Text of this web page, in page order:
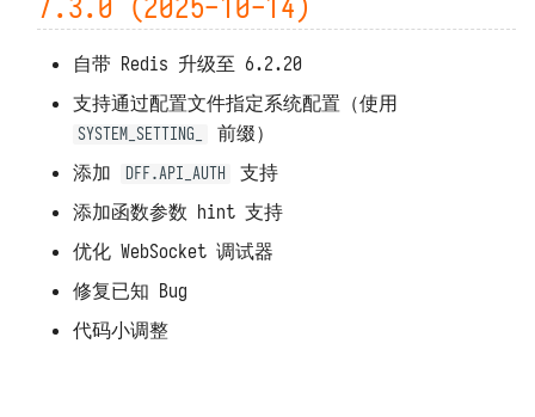
7.3.0 (2025-10-14)
自带 Redis 升级至 6.2.20
支持通过配置文件指定系统配置（使用
SYSTEM_SETTING_
前缀）
添加
DFF.API_AUTH
支持
添加函数参数 hint 支持
优化 WebSocket 调试器
修复已知 Bug
代码小调整